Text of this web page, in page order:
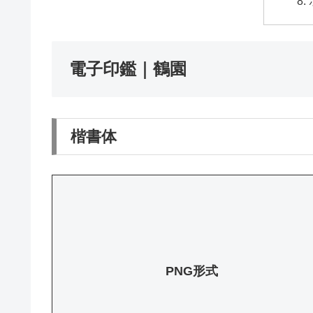
電子印鑑｜鶴園
楷書体
PNG形式